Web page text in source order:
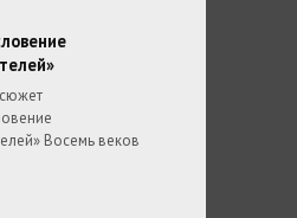
Восемь веков